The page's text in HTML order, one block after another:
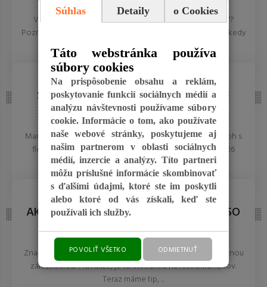
Váhate medzi novým iPhone 18 a zlacneným iPhone 17?
Pozrite si náš podrobný rozbor, kde získate lepšiu cenu a kedy
...
REDAKCIA 27.Mar.2026
TECHNOLÓGIE
SOLÁRNE BATOHY 2026: NABITE SI
LAPTOP POČAS CHÔDZE V MARCI.
Marec 2026 prináša slobodu pohybu. Otestovali sme batoh s
flexibilnými CIGS panelmi, ktoré v roku 2026 v marci 2026
nabijú ...
REDAKCIA 27.Mar.2026
TECHNOLÓGIE
AK GARMIN FORERUNNER 965, TAK SO
ZĽAVOU 150 EUR!
Značkové hodinky prezentujú jeho majiteľa, no nie sú lacnou
záležitosťou. Pravdaže, je to investícia na niekoľko rokov.
Teraz máme tip, ...
Súhlas Detaily o Cookies
Táto webstránka používa
súbory cookies
Na prispôsobenie obsahu a reklám,
poskytovanie funkcií sociálnych médií a
analýzu návštevnosti používame súbory
cookie. Informácie o tom, ako používate
naše webové stránky, poskytujeme aj
našim partnerom v oblasti sociálnych
médií, inzercie a analýzy. Títo partneri
môžu príslušné informácie skombinovať
s ďalšími údajmi, ktoré ste im poskytli
alebo ktoré od vás získali, keď ste
používali ich služby.
POVOLIŤ VŠETKO ODMIETNUŤ